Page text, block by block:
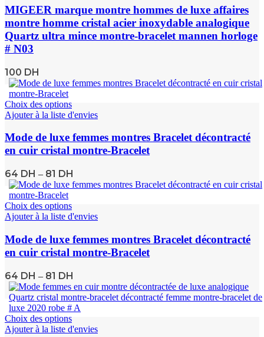
MIGEER marque montre hommes de luxe affaires
montre homme cristal acier inoxydable analogique
Quartz ultra mince montre-bracelet mannen horloge
# N03
100 DH
Choix des options
Ajouter à la liste d'envies
Mode de luxe femmes montres Bracelet décontracté
en cuir cristal montre-Bracelet
64 DH – 81 DH
Choix des options
Ajouter à la liste d'envies
Mode de luxe femmes montres Bracelet décontracté
en cuir cristal montre-Bracelet
64 DH – 81 DH
Choix des options
Ajouter à la liste d'envies